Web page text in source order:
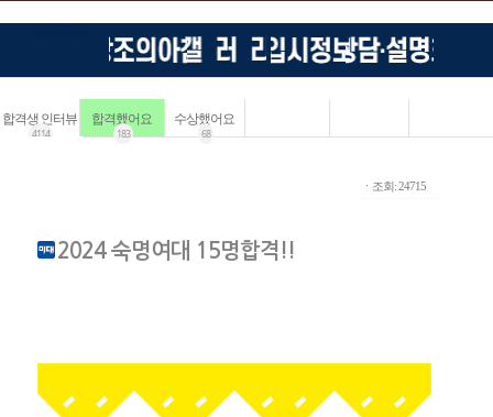
합격생 인터뷰
4114
합격했어요
183
수상했어요
68
ㆍ조회: 24715
2024 숙명여대 15명합격!!